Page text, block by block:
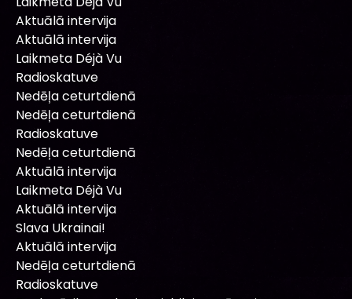
Aktuālā intervija
Aktuālā intervija
Laikmeta Déjà Vu
Radioskatuve
Nedēļa ceturtdienā
Nedēļa ceturtdienā
Radioskatuve
Nedēļa ceturtdienā
Aktuālā intervija
Laikmeta Déjà Vu
Aktuālā intervija
Slava Ukrainai!
Aktuālā intervija
Nedēļa ceturtdienā
Radioskatuve